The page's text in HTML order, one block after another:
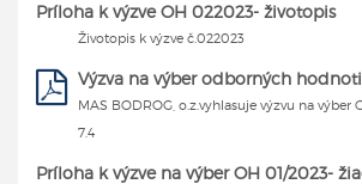
Príloha k výzve OH 022023- životopis
Životopis k výzve č.022023
Výzva na výber odborných
MAS BODROG, o.z.vyhlasuje výzvu na
7.4
Príloha k výzve na výber OH 01/2023-